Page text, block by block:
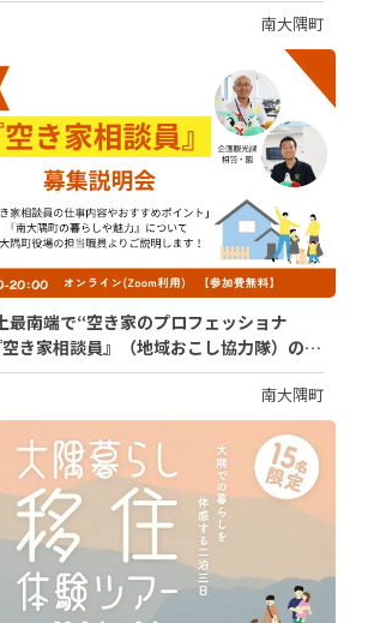
南大隅町
最南端で“空き家のプロフェッショナ
き家相談員』（地域おこし協力隊）の募
【12/9(火)開催】
南大隅町